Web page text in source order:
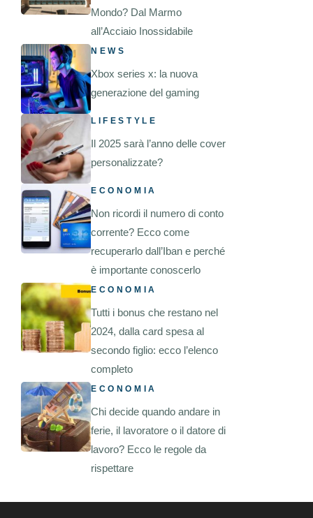
Mondo? Dal Marmo
all’Acciaio Inossidabile
NEWS
Xbox series x: la nuova
generazione del gaming
LIFESTYLE
Il 2025 sarà l’anno delle cover
personalizzate?
ECONOMIA
Non ricordi il numero di conto
corrente? Ecco come
recuperarlo dall’Iban e perché
è importante conoscerlo
ECONOMIA
Tutti i bonus che restano nel
2024, dalla card spesa al
secondo figlio: ecco l’elenco
completo
ECONOMIA
Chi decide quando andare in
ferie, il lavoratore o il datore di
lavoro? Ecco le regole da
rispettare